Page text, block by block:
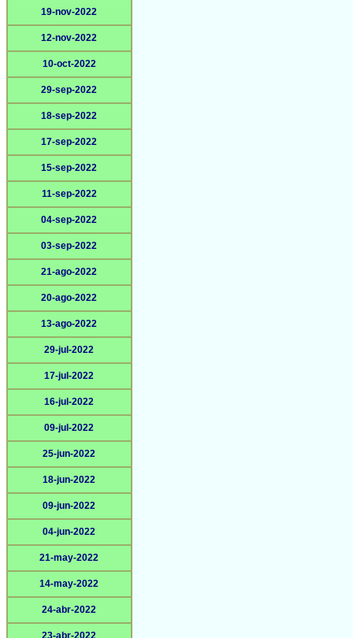
19-nov-2022
12-nov-2022
10-oct-2022
29-sep-2022
18-sep-2022
17-sep-2022
15-sep-2022
11-sep-2022
04-sep-2022
03-sep-2022
21-ago-2022
20-ago-2022
13-ago-2022
29-jul-2022
17-jul-2022
16-jul-2022
09-jul-2022
25-jun-2022
18-jun-2022
09-jun-2022
04-jun-2022
21-may-2022
14-may-2022
24-abr-2022
23-abr-2022